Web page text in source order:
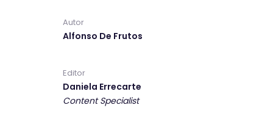
Autor
Alfonso De Frutos
Editor
Daniela Errecarte
Content Specialist